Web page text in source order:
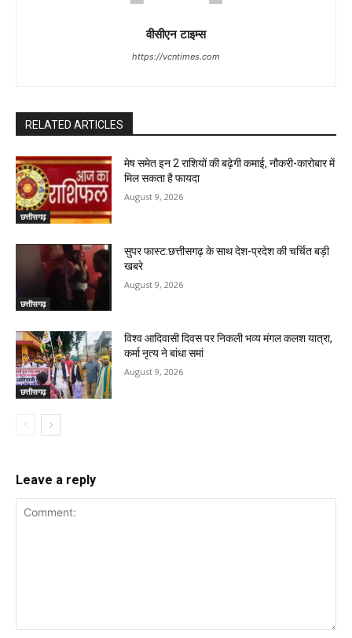
वीसीएन टाइम्स
https://vcntimes.com
RELATED ARTICLES
छत्तीसगढ़
मेष समेत इन 2 राशियों की बढ़ेगी कमाई, नौकरी-कारोबार में
मिल सकता है फायदा
August 9, 2026
छत्तीसगढ़
सुपर फास्ट:छत्तीसगढ़ के साथ देश-प्रदेश की चर्चित बड़ी
खबरे
August 9, 2026
छत्तीसगढ़
विश्व आदिवासी दिवस पर निकली भव्य मंगल कलश यात्रा,
कर्मा नृत्य ने बांधा समां
August 9, 2026
Leave a reply